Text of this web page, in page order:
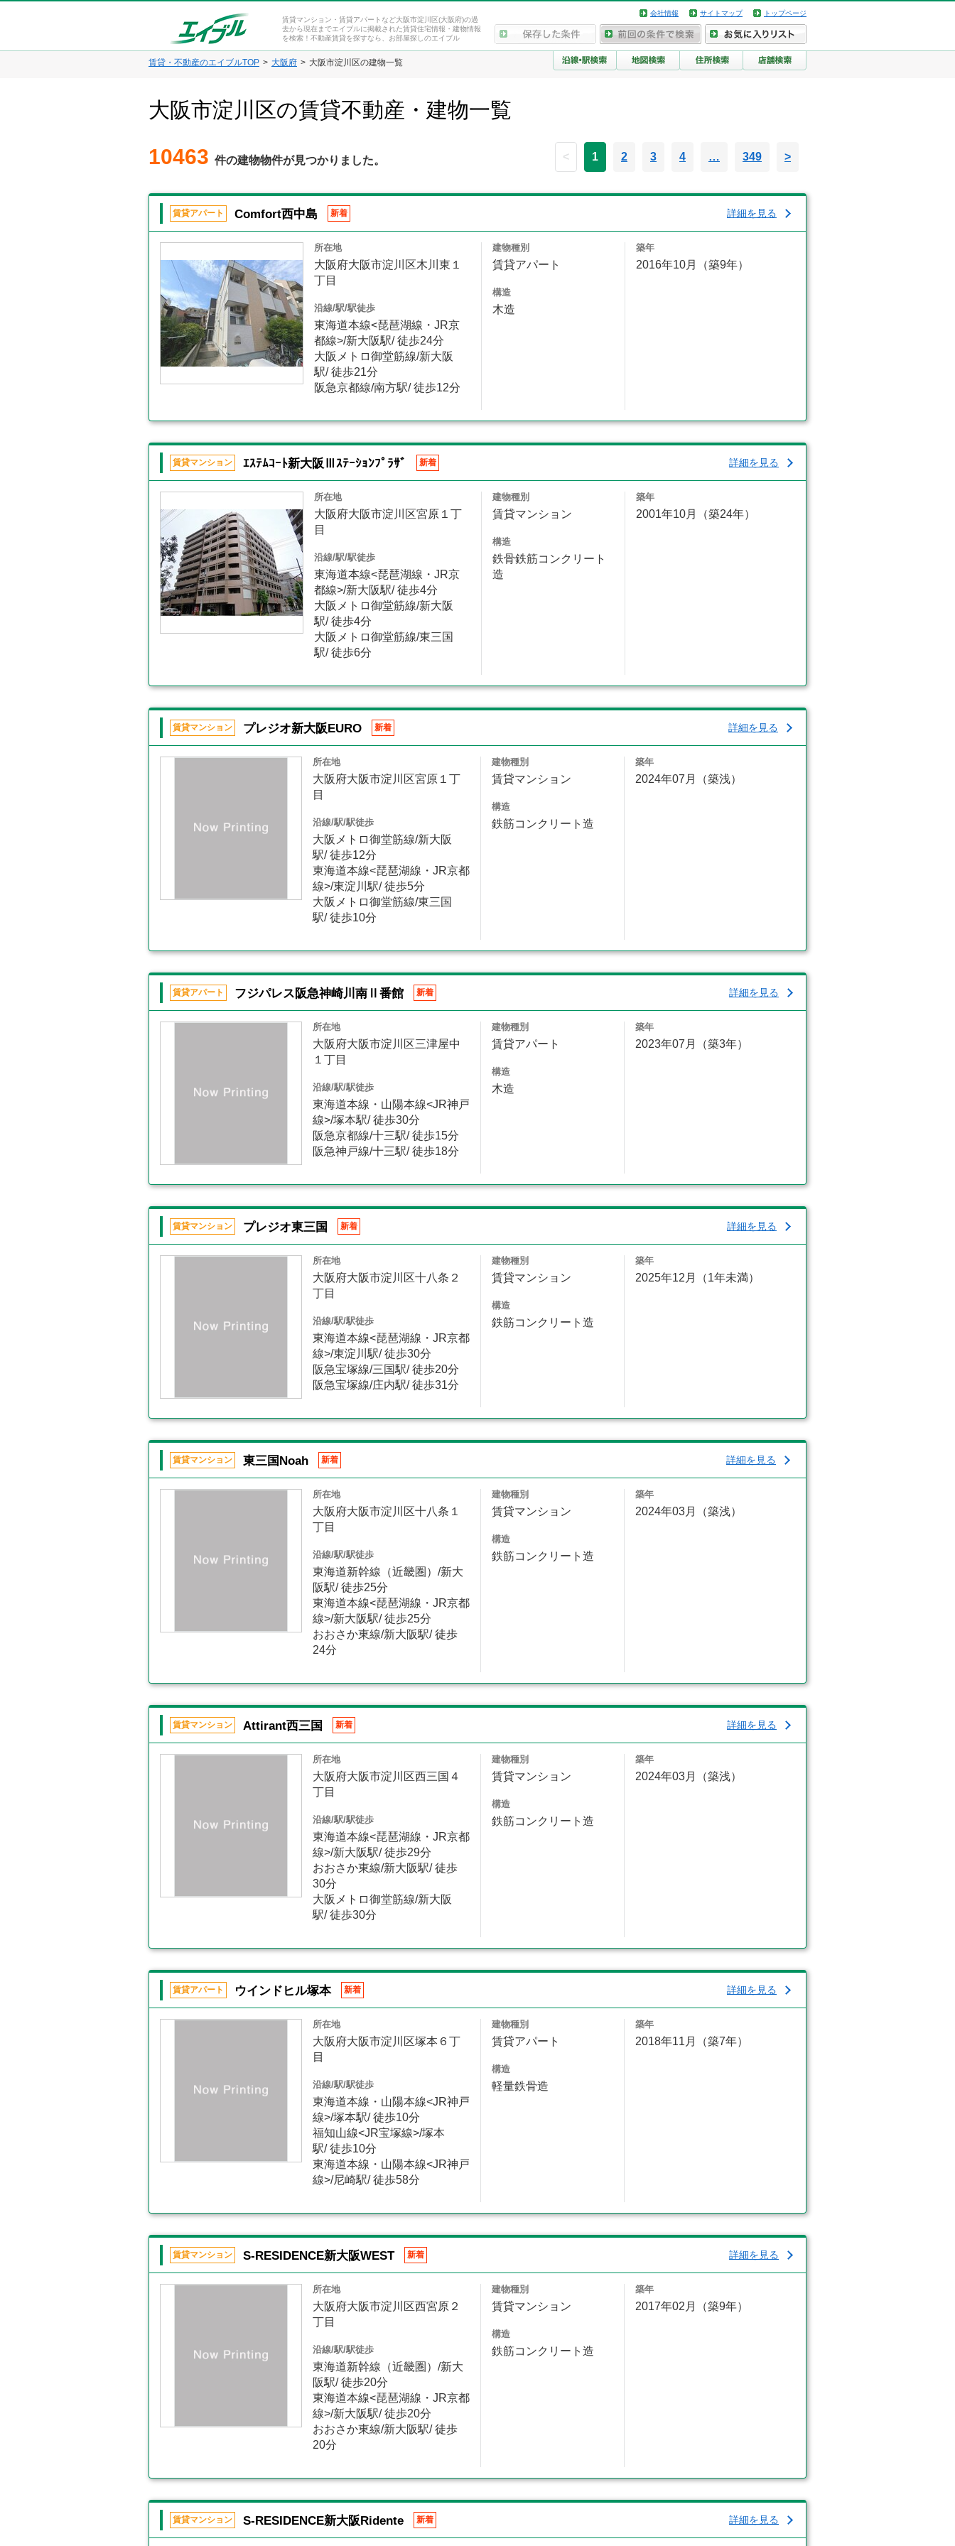
賃貸マンション・賃貸アパートなど大阪市淀川区(大阪府)の過
去から現在までエイブルに掲載された賃貸住宅情報・建物情報
を検索！不動産賃貸を探すなら、お部屋探しのエイブル
会社情報 サイトマップ トップページ
賃貸・不動産のエイブルTOP 大阪府 大阪市淀川区の建物一覧
大阪市淀川区の賃貸不動産・建物一覧
10463 件の建物物件が見つかりました。 < 1 2 3 4 … 349 >
賃貸アパート Comfort西中島 新着 詳細を見る
所在地
大阪府大阪市淀川区木川東１
丁目
沿線/駅/駅徒歩
東海道本線<琵琶湖線・JR京
都線>/新大阪駅/ 徒歩24分
大阪メトロ御堂筋線/新大阪
駅/ 徒歩21分
阪急京都線/南方駅/ 徒歩12分
建物種別
賃貸アパート
構造
木造
築年
2016年10月（築9年）
賃貸マンション ｴｽﾃﾑｺｰﾄ新大阪Ⅲｽﾃｰｼｮﾝﾌﾟﾗｻﾞ 新着 詳細を見る
所在地
大阪府大阪市淀川区宮原１丁
目
沿線/駅/駅徒歩
東海道本線<琵琶湖線・JR京
都線>/新大阪駅/ 徒歩4分
大阪メトロ御堂筋線/新大阪
駅/ 徒歩4分
大阪メトロ御堂筋線/東三国
駅/ 徒歩6分
建物種別
賃貸マンション
構造
鉄骨鉄筋コンクリート
造
築年
2001年10月（築24年）
賃貸マンション プレジオ新大阪EURO 新着 詳細を見る
所在地
大阪府大阪市淀川区宮原１丁
目
沿線/駅/駅徒歩
大阪メトロ御堂筋線/新大阪
駅/ 徒歩12分
東海道本線<琵琶湖線・JR京都
線>/東淀川駅/ 徒歩5分
大阪メトロ御堂筋線/東三国
駅/ 徒歩10分
建物種別
賃貸マンション
構造
鉄筋コンクリート造
築年
2024年07月（築浅）
賃貸アパート フジパレス阪急神崎川南Ⅱ番館 新着 詳細を見る
所在地
大阪府大阪市淀川区三津屋中
１丁目
沿線/駅/駅徒歩
東海道本線・山陽本線<JR神戸
線>/塚本駅/ 徒歩30分
阪急京都線/十三駅/ 徒歩15分
阪急神戸線/十三駅/ 徒歩18分
建物種別
賃貸アパート
構造
木造
築年
2023年07月（築3年）
賃貸マンション プレジオ東三国 新着 詳細を見る
所在地
大阪府大阪市淀川区十八条２
丁目
沿線/駅/駅徒歩
東海道本線<琵琶湖線・JR京都
線>/東淀川駅/ 徒歩30分
阪急宝塚線/三国駅/ 徒歩20分
阪急宝塚線/庄内駅/ 徒歩31分
建物種別
賃貸マンション
構造
鉄筋コンクリート造
築年
2025年12月（1年未満）
賃貸マンション 東三国Noah 新着 詳細を見る
所在地
大阪府大阪市淀川区十八条１
丁目
沿線/駅/駅徒歩
東海道新幹線（近畿圏）/新大
阪駅/ 徒歩25分
東海道本線<琵琶湖線・JR京都
線>/新大阪駅/ 徒歩25分
おおさか東線/新大阪駅/ 徒歩
24分
建物種別
賃貸マンション
構造
鉄筋コンクリート造
築年
2024年03月（築浅）
賃貸マンション Attirant西三国 新着 詳細を見る
所在地
大阪府大阪市淀川区西三国４
丁目
沿線/駅/駅徒歩
東海道本線<琵琶湖線・JR京都
線>/新大阪駅/ 徒歩29分
おおさか東線/新大阪駅/ 徒歩
30分
大阪メトロ御堂筋線/新大阪
駅/ 徒歩30分
建物種別
賃貸マンション
構造
鉄筋コンクリート造
築年
2024年03月（築浅）
賃貸アパート ウインドヒル塚本 新着 詳細を見る
所在地
大阪府大阪市淀川区塚本６丁
目
沿線/駅/駅徒歩
東海道本線・山陽本線<JR神戸
線>/塚本駅/ 徒歩10分
福知山線<JR宝塚線>/塚本
駅/ 徒歩10分
東海道本線・山陽本線<JR神戸
線>/尼崎駅/ 徒歩58分
建物種別
賃貸アパート
構造
軽量鉄骨造
築年
2018年11月（築7年）
賃貸マンション S-RESIDENCE新大阪WEST 新着 詳細を見る
所在地
大阪府大阪市淀川区西宮原２
丁目
沿線/駅/駅徒歩
東海道新幹線（近畿圏）/新大
阪駅/ 徒歩20分
東海道本線<琵琶湖線・JR京都
線>/新大阪駅/ 徒歩20分
おおさか東線/新大阪駅/ 徒歩
20分
建物種別
賃貸マンション
構造
鉄筋コンクリート造
築年
2017年02月（築9年）
賃貸マンション S-RESIDENCE新大阪Ridente 新着 詳細を見る